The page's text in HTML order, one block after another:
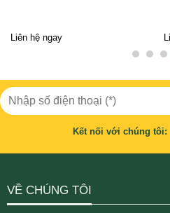
Liên hệ ngay
Kết nối với chúng tôi:
VỀ CHÚNG TÔI